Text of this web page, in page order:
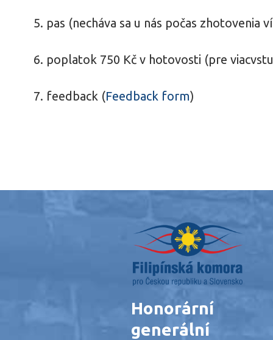
5. pas (necháva sa u nás počas zhotovenia
6. poplatok 750 Kč v hotovosti (pre
7. feedback (Feedback form)
Honorární
generální